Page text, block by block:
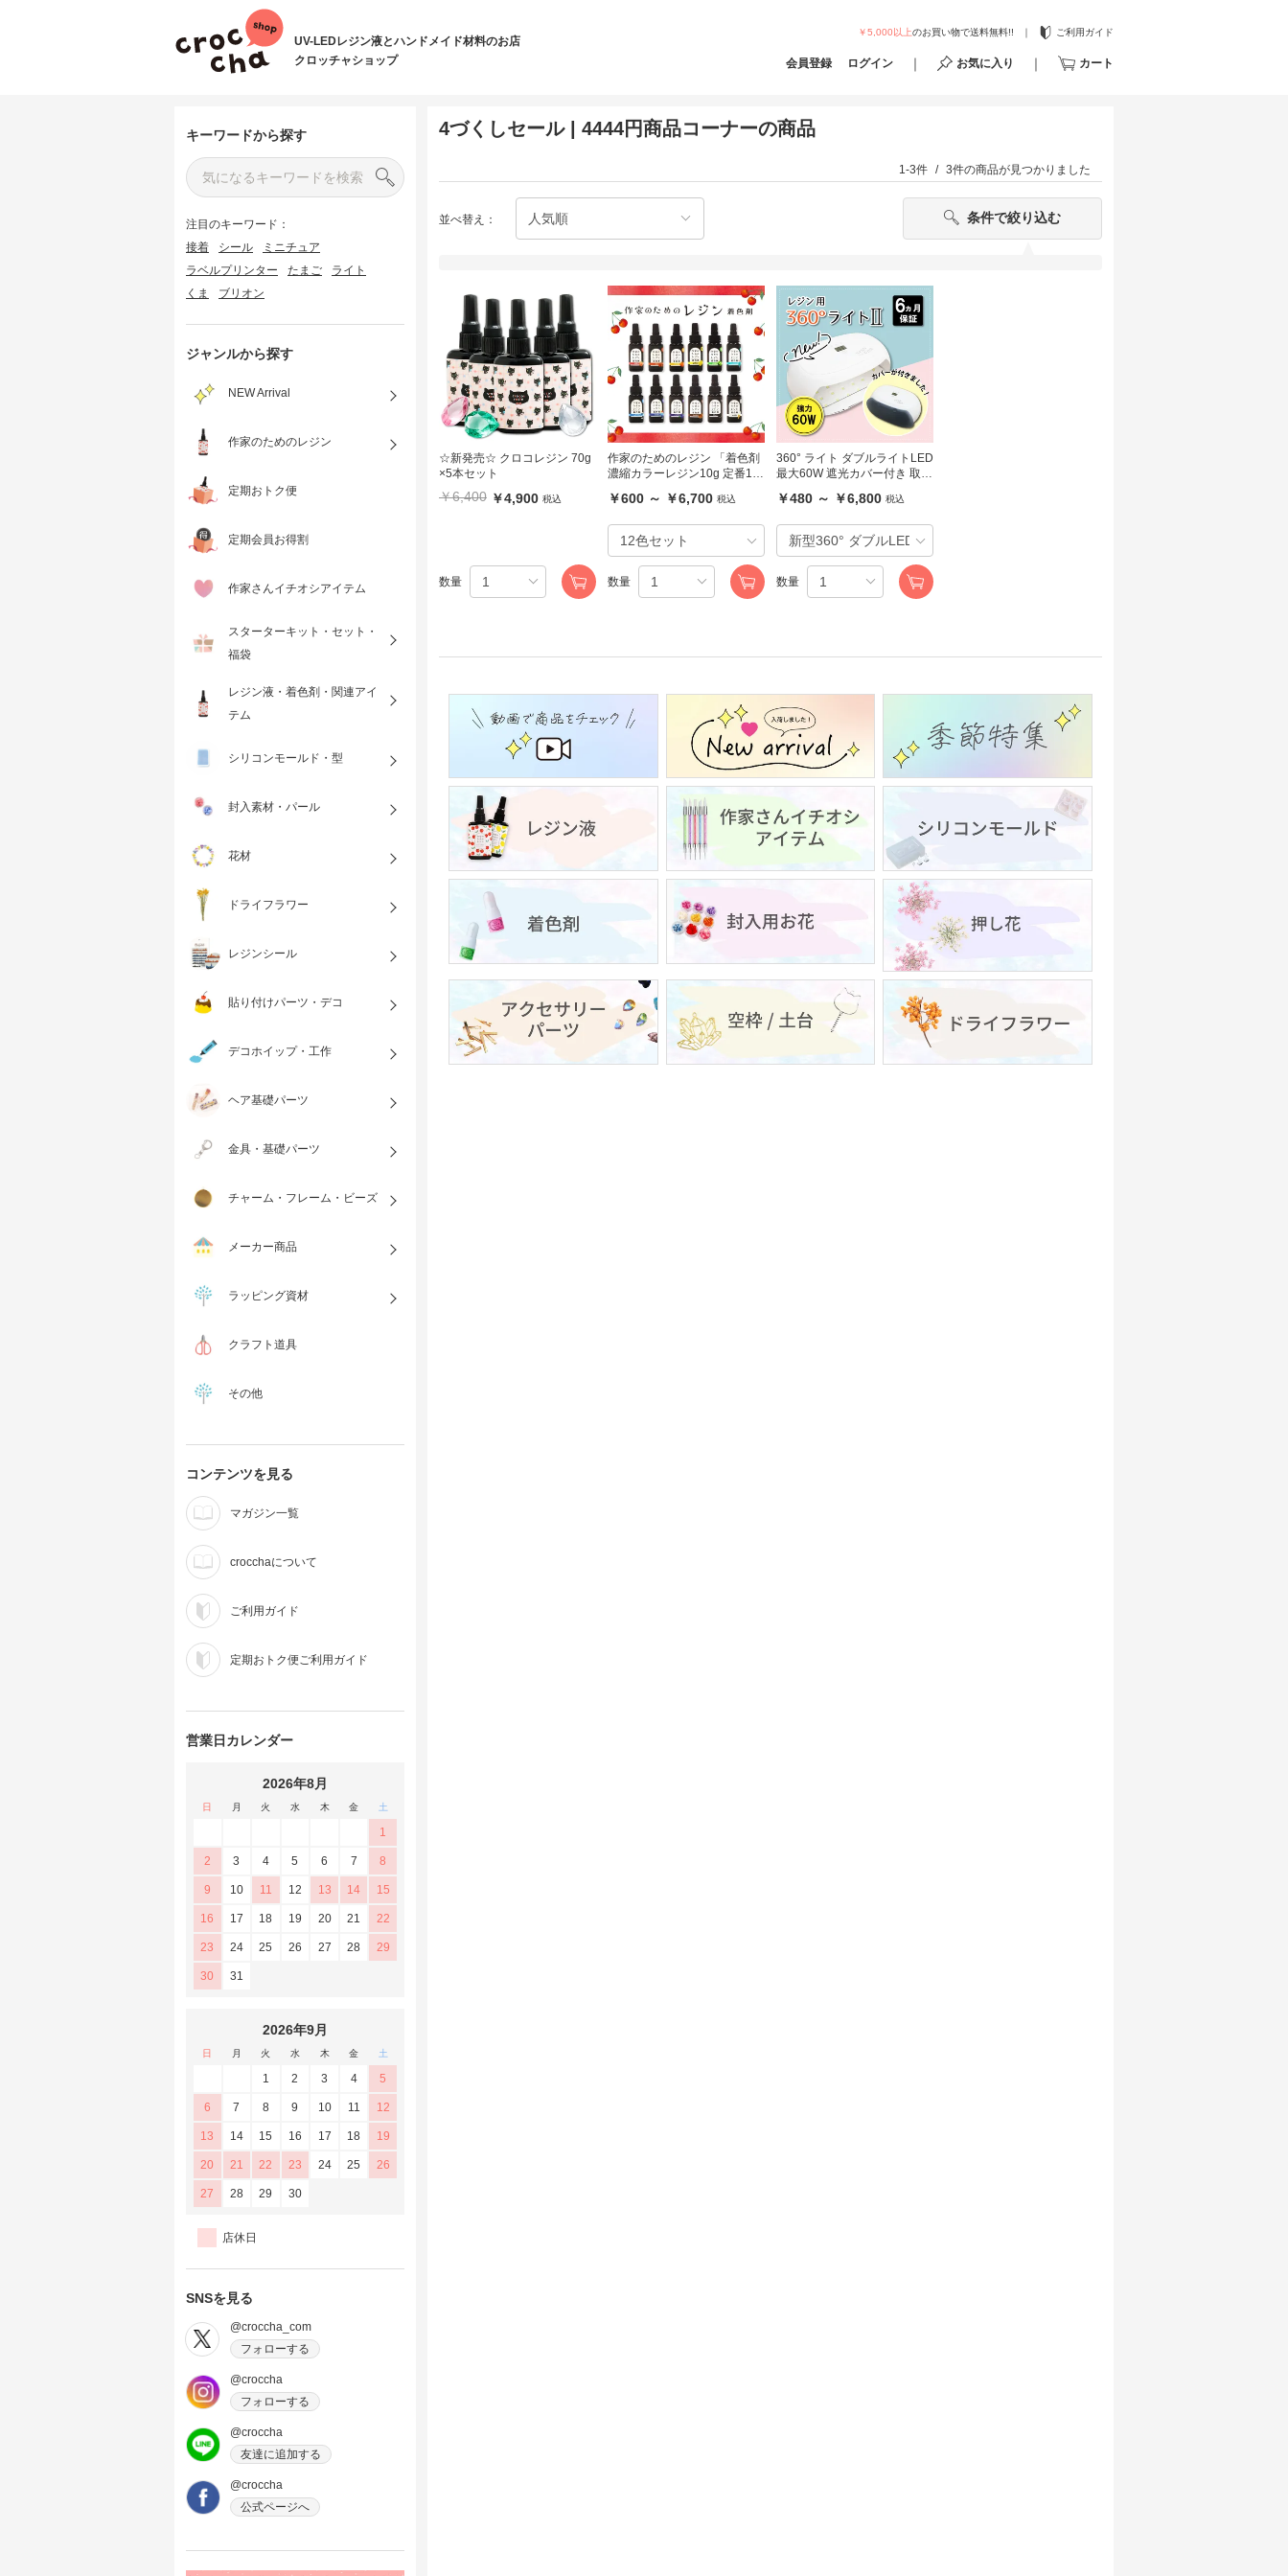
UV-LEDレジン液とハンドメイド材料のお店
クロッチャショップ
￥5,000以上のお買い物で送料無料!! ご利用ガイド
会員登録 ログイン お気に入り カート
キーワードから探す
注目のキーワード：
接着
シール
ミニチュア
ラベルプリンター
たまご
ライト
くま
ブリオン
ジャンルから探す
NEW Arrival
作家のためのレジン
定期おトク便
定期会員お得割
作家さんイチオシアイテム
スターターキット・セット・
福袋
レジン液・着色剤・関連アイ
テム
シリコンモールド・型
封入素材・パール
花材
ドライフラワー
レジンシール
貼り付けパーツ・デコ
デコホイップ・工作
ヘア基礎パーツ
金具・基礎パーツ
チャーム・フレーム・ビーズ
メーカー商品
ラッピング資材
クラフト道具
その他
コンテンツを見る
マガジン一覧
crocchaについて
ご利用ガイド
定期おトク便ご利用ガイド
営業日カレンダー
2026年8月
日 月 火 水 木 金 土
1
2 3 4 5 6 7 8
9 10 11 12 13 14 15
16 17 18 19 20 21 22
23 24 25 26 27 28 29
30 31
2026年9月
日 月 火 水 木 金 土
1 2 3 4 5
6 7 8 9 10 11 12
13 14 15 16 17 18 19
20 21 22 23 24 25 26
27 28 29 30
店休日
SNSを見る
@croccha_com
フォローする
@croccha
フォローする
@croccha
友達に追加する
@croccha
公式ページへ
4づくしセール | 4444円商品コーナーの商品
1-3件 3件の商品が見つかりました
並べ替え： 条件で絞り込む
☆新発売☆ クロコレジン 70g
×5本セット
￥6,400 ￥4,900 税込
数量
作家のためのレジン 「着色剤
濃縮カラーレジン10g 定番12
￥600 ～ ￥6,700 税込
数量
360° ライト ダブルライトLED
最大60W 遮光カバー付き 取り
ジナル
￥480 ～ ￥6,800 税込
数量